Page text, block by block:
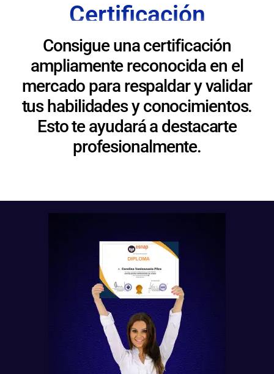
Certificación
Consigue una certificación
ampliamente reconocida en el
mercado para respaldar y validar
tus habilidades y conocimientos.
Esto te ayudará a destacarte
profesionalmente.